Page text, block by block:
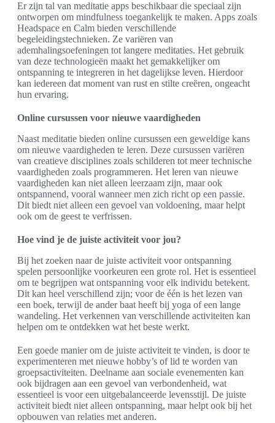
Er zijn tal van meditatie apps beschikbaar die speciaal zijn
ontworpen om mindfulness toegankelijk te maken. Apps zoals
Headspace en Calm bieden verschillende
begeleidingstechnieken. Ze variëren van
ademhalingsoefeningen tot langere meditaties. Het gebruik
van deze technologieën maakt het gemakkelijker om
ontspanning te integreren in het dagelijkse leven. Hierdoor
kan iedereen dat moment van rust en stilte creëren, ongeacht
hun ervaring.
Online cursussen voor nieuwe vaardigheden
Naast meditatie bieden online cursussen een geweldige kans
om nieuwe vaardigheden te leren. Deze cursussen variëren
van creatieve disciplines zoals schilderen tot meer technische
vaardigheden zoals programmeren. Het leren van nieuwe
vaardigheden kan niet alleen leerzaam zijn, maar ook
ontspannend, vooral wanneer men zich richt op een passie.
Dit biedt niet alleen een gevoel van voldoening, maar helpt
ook om de geest te verfrissen.
Hoe vind je de juiste activiteit voor jou?
Bij het zoeken naar de juiste activiteit voor ontspanning
spelen persoonlijke voorkeuren een grote rol. Het is essentieel
om te begrijpen wat ontspanning voor elk individu betekent.
Dit kan heel verschillend zijn; voor de één is het lezen van
een boek, terwijl de ander baat heeft bij yoga of een lange
wandeling. Het verkennen van verschillende activiteiten kan
helpen om te ontdekken wat het beste werkt.
Een goede manier om de juiste activiteit te vinden, is door te
experimenteren met nieuwe hobby’s of lid te worden van
groepsactiviteiten. Deelname aan sociale evenementen kan
ook bijdragen aan een gevoel van verbondenheid, wat
essentieel is voor een uitgebalanceerde levensstijl. De juiste
activiteit biedt niet alleen ontspanning, maar helpt ook bij het
opbouwen van relaties met anderen.